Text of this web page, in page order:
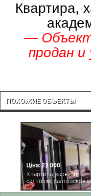
Квартира,
—
продан и
ПОХОЖИЕ ОБЪЕКТЫ
Ціна: 22 000
Квартира, харьков,
салтовка, салтовское